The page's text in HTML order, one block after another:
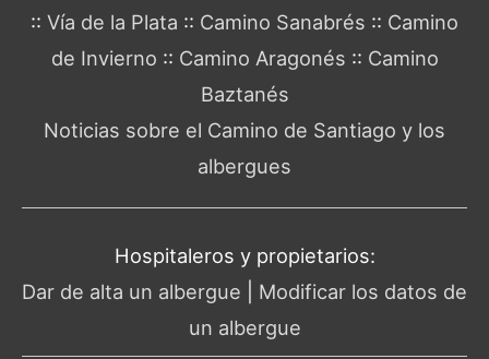
:: Vía de la Plata :: Camino Sanabrés :: Camino
de Invierno :: Camino Aragonés :: Camino
Baztanés
Noticias sobre el Camino de Santiago y los
albergues
Hospitaleros y propietarios:
Dar de alta un albergue
Modificar los datos de
un albergue